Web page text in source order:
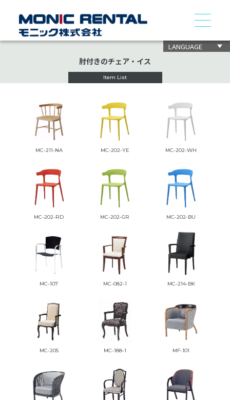
LANGUAGE
肘付きのチェア・イス
Item List
MC-211-NA MC-202-YE MC-202-WH
MC-202-RD MC-202-GR MC-202-BU
MC-107 MC-082-1 MC-214-BK
MC-205 MC-188-1 MF-101